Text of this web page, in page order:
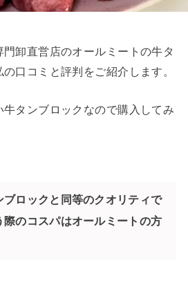
卸直営店のオールミートの牛タ
口コミと評判をご紹介します。
タンブロックなので購入してみ
ロックと同等のクオリティで
際のコスパはオールミートの方